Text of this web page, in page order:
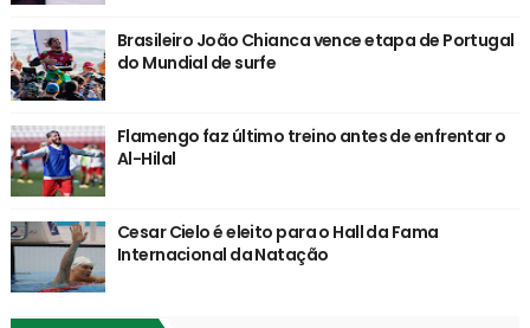
Brasileiro João Chianca vence etapa de Portugal
do Mundial de surfe
Flamengo faz último treino antes de enfrentar o
Al-Hilal
Cesar Cielo é eleito para o Hall da Fama
Internacional da Natação